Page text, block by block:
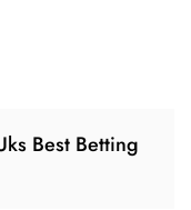
Best Betting